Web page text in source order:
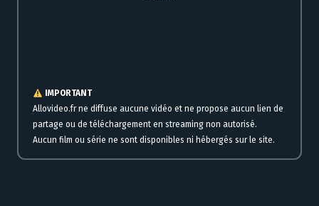
IMPORTANT
Allovideo.fr ne diffuse aucune vidéo et ne propose aucun lien de
partage ou de téléchargement en streaming non autorisé.
Aucun film ou série ne sont disponibles ni hébergés sur le site.